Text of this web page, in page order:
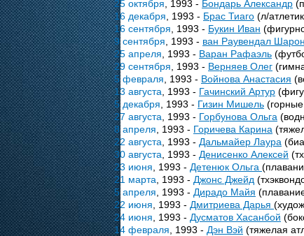
25 октября , 1993 - Бондарь Александр
16 декабря , 1993 - Брас Тиаго (л/
16 сентября , 1993 - Букин Иван
9 сентября , 1993 - ван Раувендал Шарон
25 апреля , 1993 - Варан Рафаэль
29 сентября , 1993 - Верняев Олег
5 февраля , 1993 - Войнова Анастасия
13 августа , 1993 - Гачинский Артур
5 декабря , 1993 - Гизин Мишель
27 августа , 1993 - Горбунова Ольга
8 апреля , 1993 - Горичева Карина
22 августа , 1993 - Дальмайер Лаура
30 августа , 1993 - Денисенко Алексей
23 июня , 1993 - Детенюк Ольга
21 марта , 1993 - Джонс Джейд
5 апреля , 1993 - Дирадо Майя
22 июня , 1993 - Дмитриева Дарья
24 июня , 1993 - Дусматов Хасанбой
14 февраля , 1993 - Дэн Вэй (тяжелая